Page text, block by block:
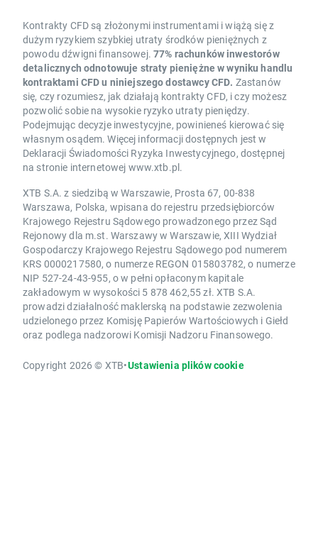
Kontrakty CFD są złożonymi instrumentami i wiążą się z
dużym ryzykiem szybkiej utraty środków pieniężnych z
powodu dźwigni finansowej. 77% rachunków inwestorów
detalicznych odnotowuje straty pieniężne w wyniku handlu
kontraktami CFD u niniejszego dostawcy CFD. Zastanów
się, czy rozumiesz, jak działają kontrakty CFD, i czy możesz
pozwolić sobie na wysokie ryzyko utraty pieniędzy.
Podejmując decyzje inwestycyjne, powinieneś kierować się
własnym osądem. Więcej informacji dostępnych jest w
Deklaracji Świadomości Ryzyka Inwestycyjnego, dostępnej
na stronie internetowej www.xtb.pl.
XTB S.A. z siedzibą w Warszawie, Prosta 67, 00-838
Warszawa, Polska, wpisana do rejestru przedsiębiorców
Krajowego Rejestru Sądowego prowadzonego przez Sąd
Rejonowy dla m.st. Warszawy w Warszawie, XIII Wydział
Gospodarczy Krajowego Rejestru Sądowego pod numerem
KRS 0000217580, o numerze REGON 015803782, o numerze
NIP 527-24-43-955, o w pełni opłaconym kapitale
zakładowym w wysokości 5 878 462,55 zł. XTB S.A.
prowadzi działalność maklerską na podstawie zezwolenia
udzielonego przez Komisję Papierów Wartościowych i Giełd
oraz podlega nadzorowi Komisji Nadzoru Finansowego.
Copyright 2026 © XTB•Ustawienia plików cookie